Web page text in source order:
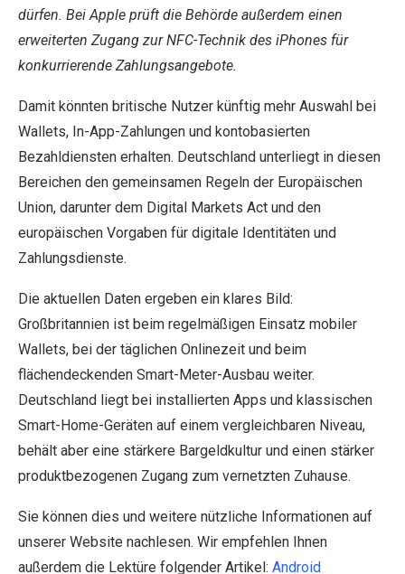
dürfen. Bei Apple prüft die Behörde außerdem einen
erweiterten Zugang zur NFC-Technik des iPhones für
konkurrierende Zahlungsangebote.
Damit könnten britische Nutzer künftig mehr Auswahl bei
Wallets, In-App-Zahlungen und konto­basierten
Bezahldiensten erhalten. Deutschland unterliegt in diesen
Bereichen den gemeinsamen Regeln der Europäischen
Union, darunter dem Digital Markets Act und den
europäischen Vorgaben für digitale Identitäten und
Zahlungsdienste.
Die aktuellen Daten ergeben ein klares Bild:
Großbritannien ist beim regelmäßigen Einsatz mobiler
Wallets, bei der täglichen Onlinezeit und beim
flächendeckenden Smart-Meter-Ausbau weiter.
Deutschland liegt bei installierten Apps und klassischen
Smart-Home-Geräten auf einem vergleichbaren Niveau,
behält aber eine stärkere Bargeldkultur und einen stärker
produktbezogenen Zugang zum vernetzten Zuhause.
Sie können dies und weitere nützliche Informationen auf
unserer Website nachlesen. Wir empfehlen Ihnen
außerdem die Lektüre folgender Artikel: Android